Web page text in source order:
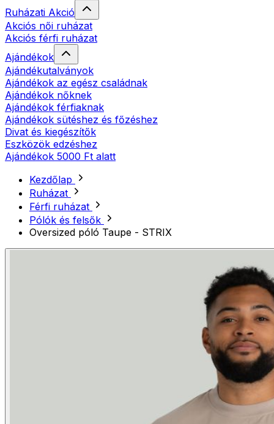
Ruházati Akció
Akciós női ruházat
Akciós férfi ruházat
Ajándékok
Ajándékutalványok
Ajándékok az egész családnak
Ajándékok nőknek
Ajándékok férfiaknak
Ajándékok sütéshez és főzéshez
Divat és kiegészítők
Eszközök edzéshez
Ajándékok 5000 Ft alatt
Kezdőlap
Ruházat
Férfi ruházat
Pólók és felsők
Oversized póló Taupe - STRIX